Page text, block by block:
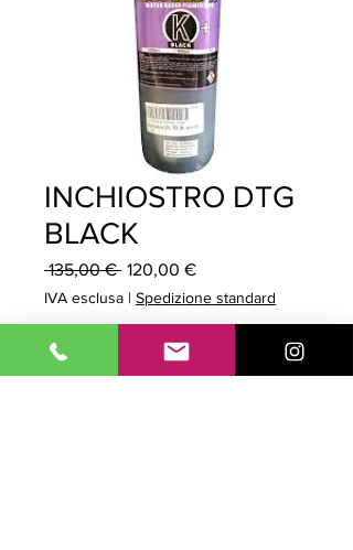
INCHIOSTRO DTG
BLACK
135,00 € Prezzo
120,00 €Prezzo
IVA esclusa | Spedizione standard
Quantità